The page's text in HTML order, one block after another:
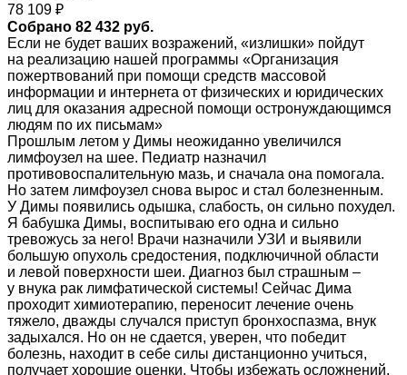
78 109 ₽
Собрано 82 432 руб.
Если не будет ваших возражений, «излишки» пойдут
на реализацию нашей программы «Организация
пожертвований при помощи средств массовой
информации и интернета от физических и юридических
лиц для оказания адресной помощи остронуждающимся
людям по их письмам»
Прошлым летом у Димы неожиданно увеличился
лимфоузел на шее. Педиатр назначил
противовоспалительную мазь, и сначала она помогала.
Но затем лимфоузел снова вырос и стал болезненным.
У Димы появились одышка, слабость, он сильно похудел.
Я бабушка Димы, воспитываю его одна и сильно
тревожусь за него! Врачи назначили УЗИ и выявили
большую опухоль средостения, подключичной области
и левой поверхности шеи. Диагноз был страшным –
у внука рак лимфатической системы! Сейчас Дима
проходит химиотерапию, переносит лечение очень
тяжело, дважды случался приступ бронхоспазма, внук
задыхался. Но он не сдается, уверен, что победит
болезнь, находит в себе силы дистанционно учиться,
получает хорошие оценки. Чтобы избежать осложнений,